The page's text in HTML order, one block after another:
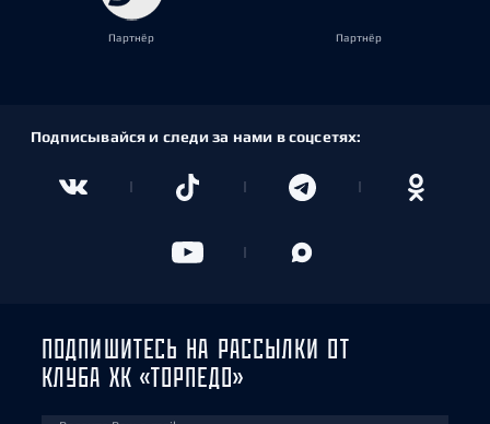
Партнёр Партнёр
Подписывайся и следи за нами в соцсетях:
ПОДПИШИТЕСЬ НА РАССЫЛКИ ОТ
КЛУБА ХК «ТОРПЕДО»